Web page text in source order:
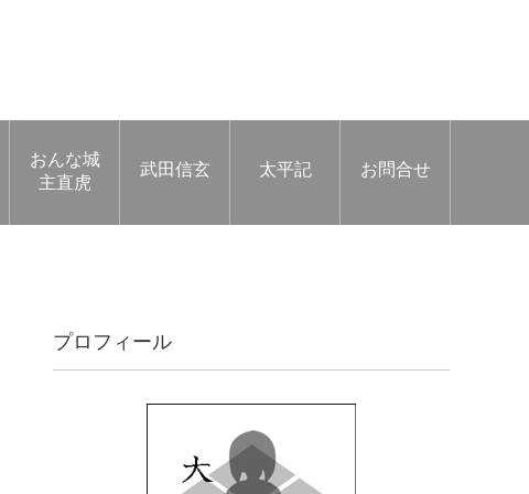
おんな城
主直虎
武田信玄 太平記 お問合せ
プロフィール